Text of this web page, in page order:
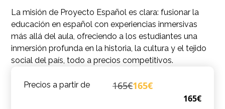
La misión de Proyecto Español es clara: fusionar la
educación en español con experiencias inmersivas
más allá del aula, ofreciendo a los estudiantes una
inmersión profunda en la historia, la cultura y el tejido
social del país, todo a precios competitivos.
Precios a partir de
165€
165€165€